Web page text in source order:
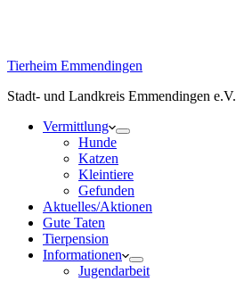
Tierheim Emmendingen
Stadt- und Landkreis Emmendingen e.V.
Vermittlung
Hunde
Katzen
Kleintiere
Gefunden
Aktuelles/Aktionen
Gute Taten
Tierpension
Informationen
Jugendarbeit